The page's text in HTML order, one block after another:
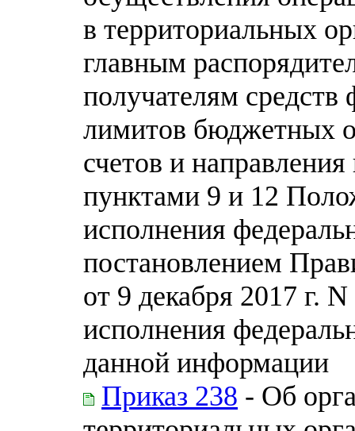
в территориальных
главным
получателям
лимитов бюджетных
счетов и
пунктами 9 и 12
исполнения
постановлением
от 9 декабря 2017 г.
исполнения
данной информации
Приказ 238 - Об